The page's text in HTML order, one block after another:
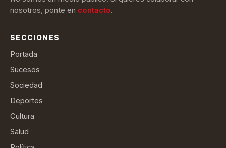
nosotros, ponte en contacto.
SECCIONES
Portada
Sucesos
Sociedad
Deportes
Cultura
Salud